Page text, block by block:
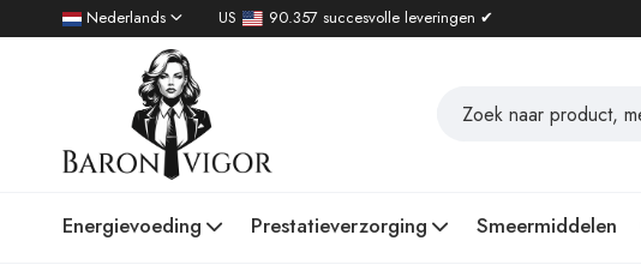
Nederlands US 90.357 succesvolle leveringen ✔
Energievoeding Prestatieverzorging Smeermiddelen